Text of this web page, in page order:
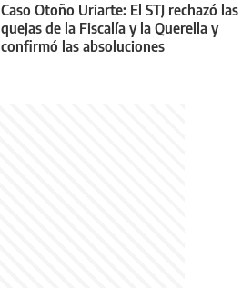
Caso Otoño Uriarte: El STJ rechazó las
quejas de la Fiscalía y la Querella y
confirmó las absoluciones